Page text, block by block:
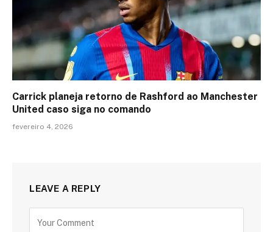
Carrick planeja retorno de Rashford ao Manchester
United caso siga no comando
fevereiro 4, 2026
LEAVE A REPLY